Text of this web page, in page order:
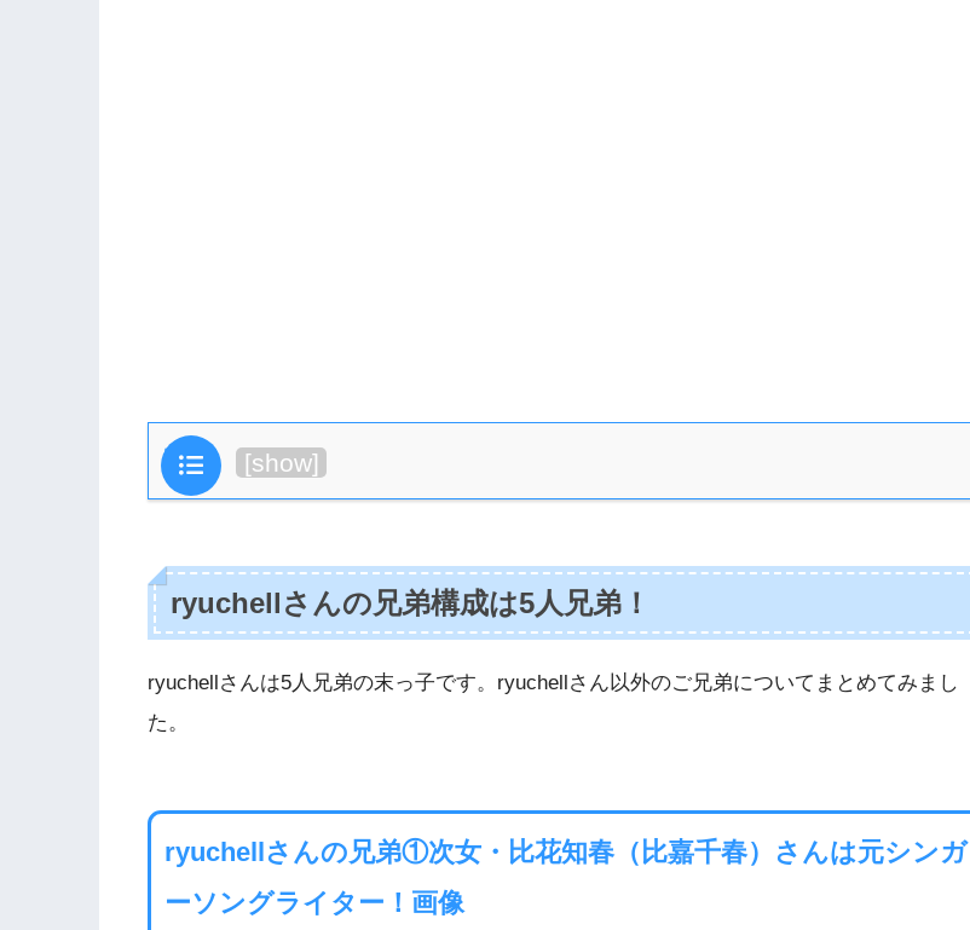
目次 [show]
ryuchellさんの兄弟構成は5人兄弟！
ryuchellさんは5人兄弟の末っ子です。ryuchellさん以外のご兄弟についてまとめてみまし
た。
ryuchellさんの兄弟①次女・比花知春（比嘉千春）さんは元シンガ
ーソングライター！画像